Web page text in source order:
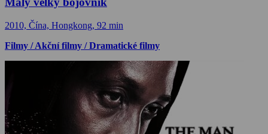
2010, Čína, Hongkong, 92 min
Filmy / Akční filmy / Dramatické filmy